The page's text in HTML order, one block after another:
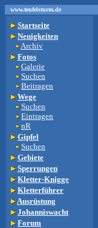
www.teufelsturm.de
Startseite
Neuigkeiten
Archiv
Fotos
Galerie
Suchen
Beitragen
Wege
Suchen
Eintragen
nR
Gipfel
Suchen
Gebiete
Sperrungen
Kletter-Knigge
Kletterführer
Ausrüstung
Johanniswacht
Forum